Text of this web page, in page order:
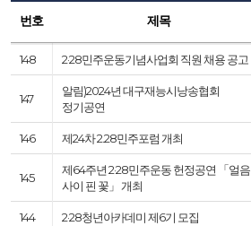
번호 제목
148 2·28민주운동기념사업회 직원 채용 공고
147
알림)2024년 대구재능시낭송협회
정기공연
146 제24차 2.28민주포럼 개최
145
제64주년 2·28민주운동 헌정공연 「얼음
사이 핀 꽃」 개최
144 2·28청년아카데미 제6기 모집